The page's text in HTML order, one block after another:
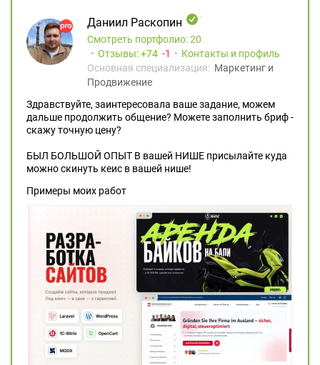
Даниил Раскопин
Смотреть портфолио: 20
Отзывы:
74 1
Контакты и профиль
Основная специализация: Маркетинг и
Продвижение
Здравствуйте, заинтересовала ваше задание, можем
дальше продолжить общение? Можете заполнить бриф -
скажу точную цену?
БЫЛ БОЛЬШОЙ ОПЫТ В вашей НИШЕ присылайте куда
можно скинуть кеис в вашей нише!
Примеры моих работ